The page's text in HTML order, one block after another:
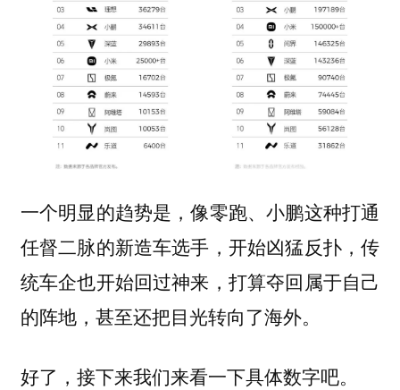
一个明显的趋势是，像零跑、小鹏这种打通
任督二脉的新造车选手，开始凶猛反扑，传
统车企也开始回过神来，打算夺回属于自己
的阵地，甚至还把目光转向了海外。
好了，接下来我们来看一下具体数字吧。